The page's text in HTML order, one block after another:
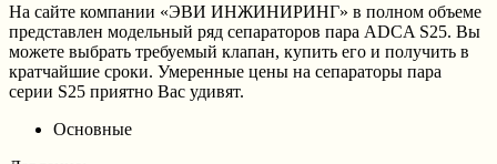
На сайте компании «ЭВИ ИНЖИНИРИНГ» в полном объеме
представлен модельный ряд сепараторов пара ADCA S25. Вы
можете выбрать требуемый клапан, купить его и получить в
кратчайшие сроки. Умеренные цены на сепараторы пара
серии S25 приятно Вас удивят.
Основные